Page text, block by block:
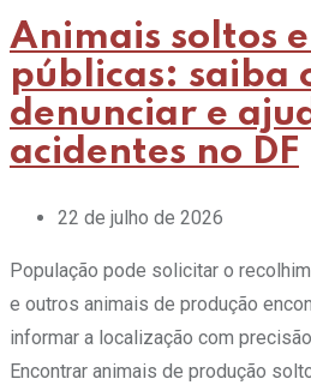
Animais soltos
públicas: saiba
denunciar e
acidentes no DF
22 de julho de 2026
População pode solicitar o
e outros animais de produção
informar a localização com
Encontrar animais de produção